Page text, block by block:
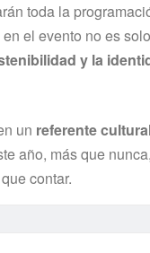
toda la
el evento no es
y la
un referente
año, más que
contar.